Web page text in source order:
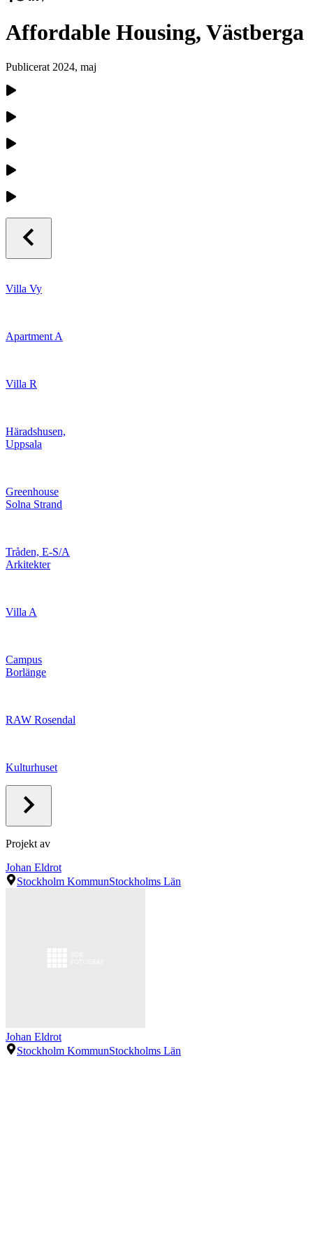
Affordable Housing, Västberga
Publicerat 2024, maj
Villa Vy
Apartment A
Villa R
Häradshusen,
Uppsala
Greenhouse
Solna Strand
Tråden, E-S/A
Arkitekter
Villa A
Campus
Borlänge
RAW Rosendal
Kulturhuset
Projekt av
Johan Eldrot
Stockholm KommunStockholms Län
Johan Eldrot
Stockholm KommunStockholms Län